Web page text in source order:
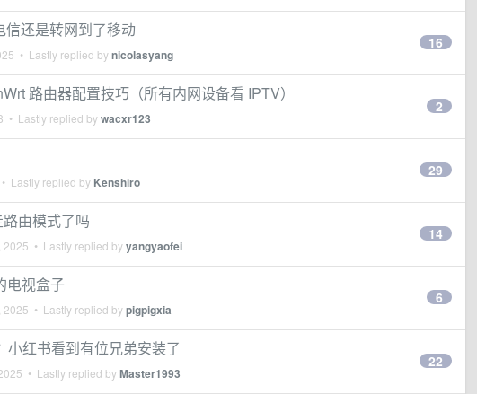
信还是转网到了移动
• Lastly replied bynicolasyang
16
路由器配置技巧（所有内网设备看 IPTV）
• Lastly replied bywacxr123
2
• Lastly replied by Kenshiro
29
由模式了吗
2025 • Lastly replied byyangyaofei
14
电视盒子
2025 • Lastly replied bypigpigxia
6
小红书看到有位兄弟安装了
• Lastly replied byMaster1993
22